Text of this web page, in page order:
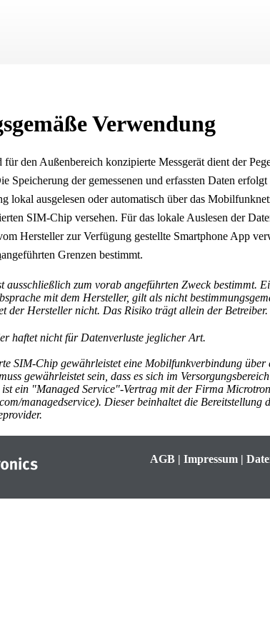
Verwendung
für den Außenbereich konzipierte Messgerät dient der
Speicherung der gemessenen und erfassten Daten
lokal ausgelesen oder automatisch über das
SIM-Chip versehen. Für das lokale Auslesen der
Hersteller zur Verfügung gestellte Smartphone App
angeführten Grenzen bestimmt.
ausschließlich zum vorab angeführten Zweck bestimmt.
mit dem Hersteller, gilt als nicht
der Hersteller nicht. Das Risiko trägt allein der Betreiber.
haftet nicht für Datenverluste jeglicher Art.
SIM-Chip gewährleistet eine Mobilfunkverbindung
gewährleistet sein, dass es sich im
ein "Managed Service"-Vertrag mit der Firma
managedservice). Dieser beinhaltet die Bereitstellung
AGB| Impressum|